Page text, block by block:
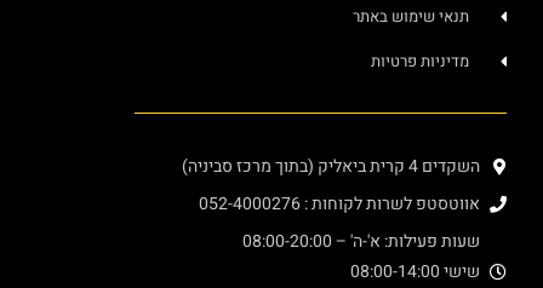
תנאי שימוש באתר
מדיניות פרטיות
השקדים 4 קרית ביאליק (בתוך מרכז סביניה)
אווטסטפ לשרות לקוחות : 052-4000276
שעות פעילות: א'-ה' – 08:00-20:00
שישי 08:00-14:00